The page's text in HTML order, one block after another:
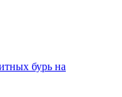
бурь на